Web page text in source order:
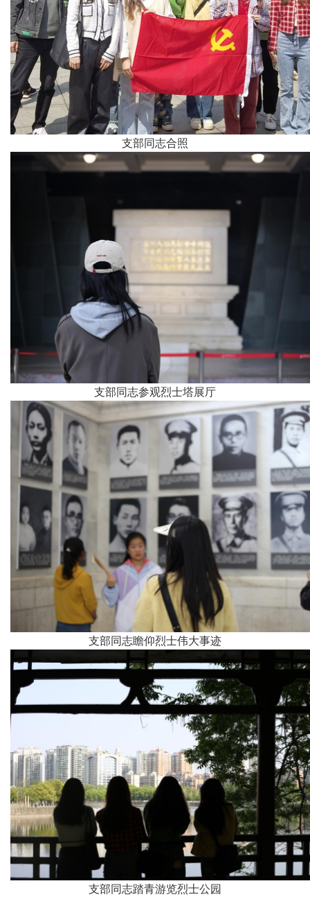
支部同志合照
支部同志参观烈士塔展厅
支部同志瞻仰烈士伟大事迹
支部同志踏青游览烈士公园